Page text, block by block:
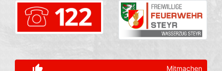
thumb_up_alt Mitmachen